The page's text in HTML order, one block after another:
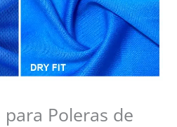
Poleras de